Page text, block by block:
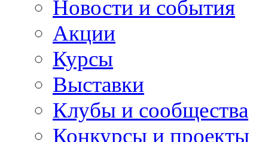
Новости и события
Акции
Курсы
Выставки
Клубы и сообщества
Конкурсы и проекты